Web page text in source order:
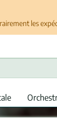
les